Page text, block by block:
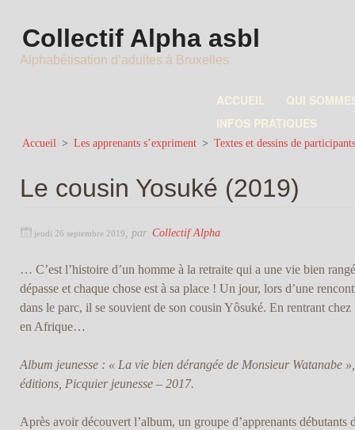
Collectif Alpha asbl
Alphabétisation d’adultes à Bruxelles
ACCUEIL
QUI
INFOS PRATIQUES
Accueil > Les apprenants s’expriment > Textes et dessins de participants
Le cousin Yosuké (2019)
jeudi 26 septembre 2019 par Collectif Alpha
… C’est l’histoire d’un homme à la retraite qui a une vie bien
dépasse et chaque chose est à sa place ! Un jour, lors d’une
dans le parc, il se souvient de son cousin Yôsuké. En rentrant
en Afrique…
Album jeunesse : « La vie bien dérangée de Monsieur Watanabe
éditions, Picquier jeunesse – 2017.
Après avoir découvert l’album, un groupe d’apprenants